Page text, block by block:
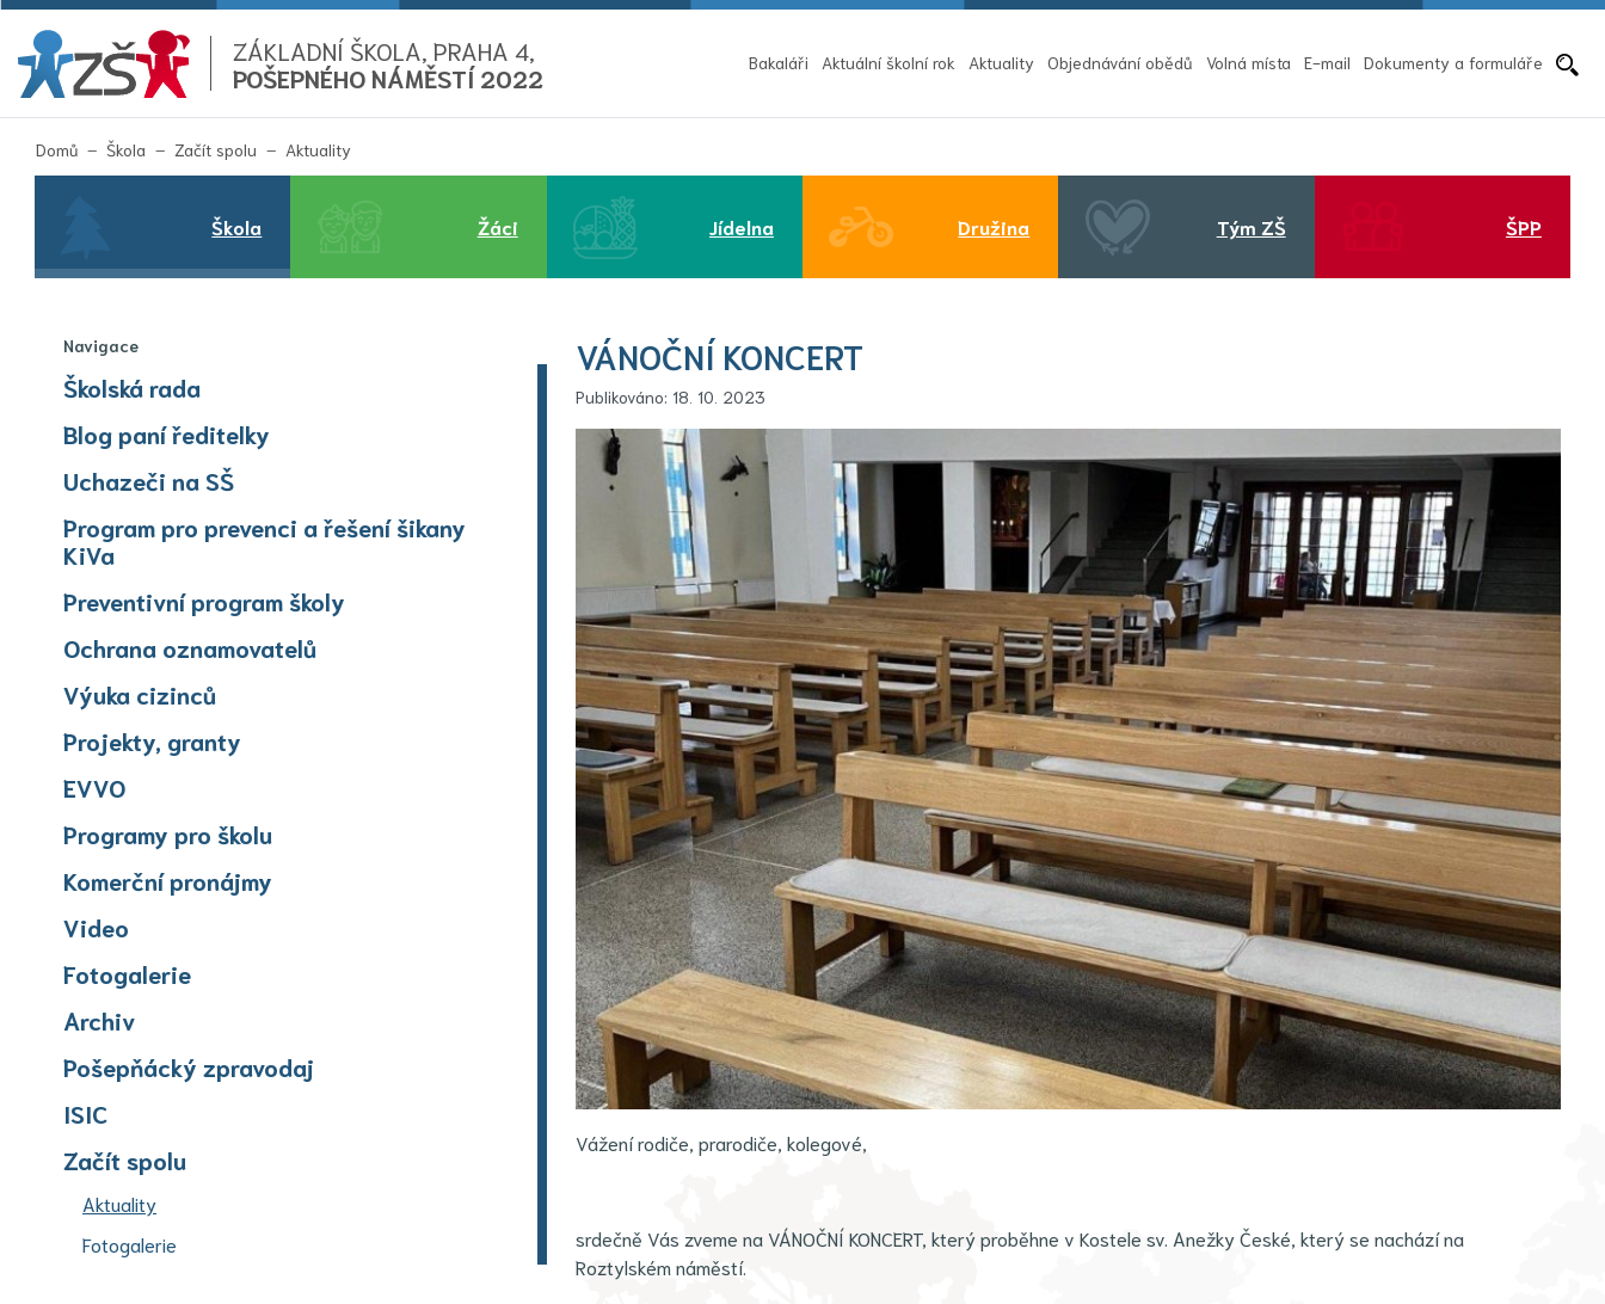
ZÁKLADNÍ ŠKOLA, PRAHA 4,
POŠEPNÉHO NÁMĚSTÍ 2022
Bakaláři Aktuální školní rok Aktuality Objednávání obědů Volná místa E-mail Dokumenty a formuláře
Domů Škola Začít spolu Aktuality
Škola Žáci Jídelna Družina Tým ZŠ ŠPP
Navigace
Školská rada
Blog paní ředitelky
Uchazeči na SŠ
Program pro prevenci a řešení šikany
KiVa
Preventivní program školy
Ochrana oznamovatelů
Výuka cizinců
Projekty, granty
EVVO
Programy pro školu
Komerční pronájmy
Video
Fotogalerie
Archiv
Pošepňácký zpravodaj
ISIC
Začít spolu
Aktuality(aktuální)
Fotogalerie
VÁNOČNÍ KONCERT
Publikováno: 18. 10. 2023
Vážení rodiče, prarodiče, kolegové,
srdečně Vás zveme na VÁNOČNÍ KONCERT, který proběhne v Kostele sv. Anežky České, který se nachází na
Roztylském náměstí.